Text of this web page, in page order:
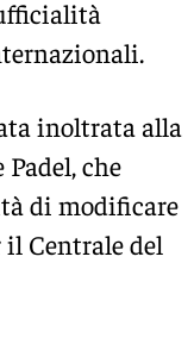
inoltrata alla
, che
di modificare
Centrale del